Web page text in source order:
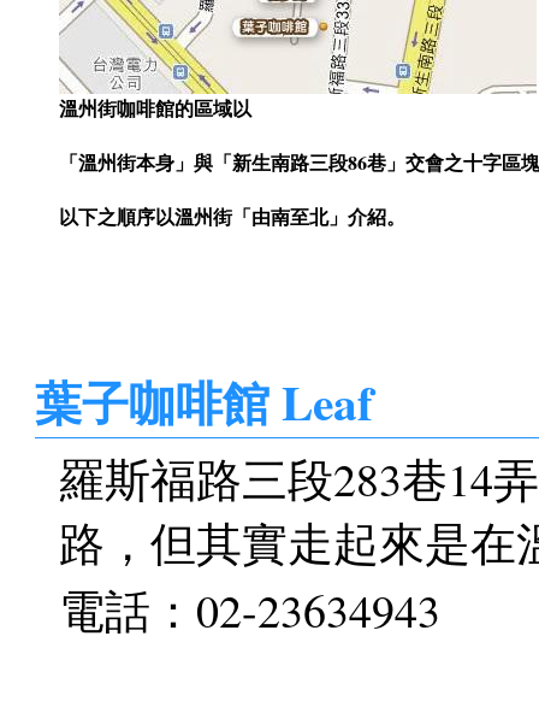
溫州街咖啡館的區域以
「溫州街本身」與「新生南路三段86巷」交會之十字區
以下之順序以溫州街「由南至北」介紹。
葉子咖啡館 Leaf
羅斯福路三段283巷14
路，但其實走起來是在
電話：02-23634943